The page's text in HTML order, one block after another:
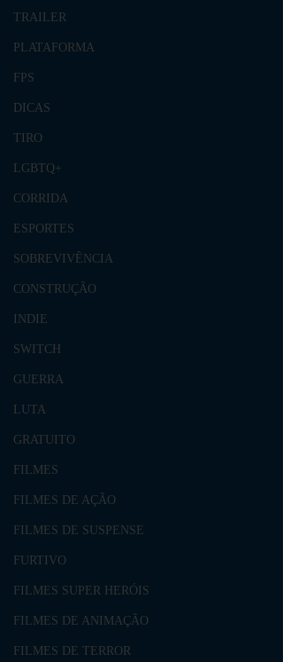
TRAILER
PLATAFORMA
FPS
DICAS
TIRO
LGBTQ+
CORRIDA
ESPORTES
SOBREVIVÊNCIA
CONSTRUÇÃO
INDIE
SWITCH
GUERRA
LUTA
GRATUITO
FILMES
FILMES DE AÇÃO
FILMES DE SUSPENSE
FURTIVO
FILMES SUPER HERÓIS
FILMES DE ANIMAÇÃO
FILMES DE TERROR